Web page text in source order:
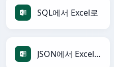
SQL에서 Excel로
JSON에서 Excel로